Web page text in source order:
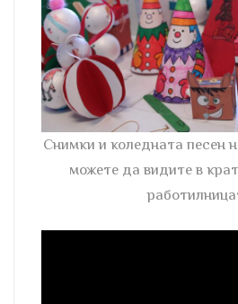
Снимки и коледната песен
можете да видите в